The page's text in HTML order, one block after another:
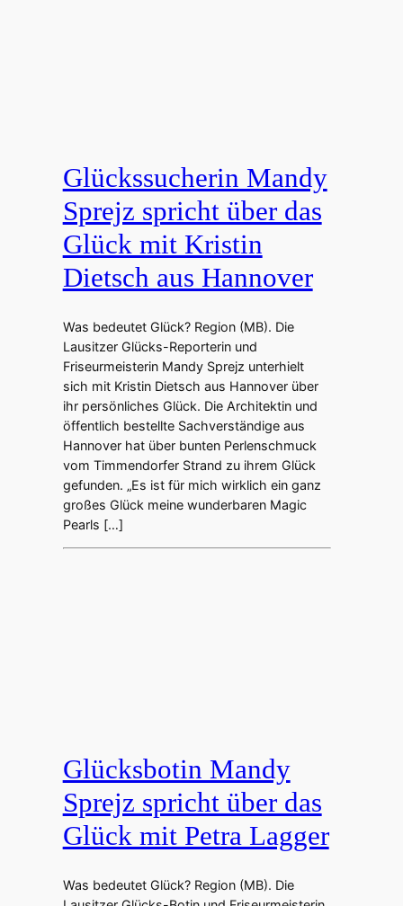
Glückssucherin Mandy
Sprejz spricht über das
Glück mit Kristin
Dietsch aus Hannover
Was bedeutet Glück? Region (MB). Die
Lausitzer Glücks-Reporterin und
Friseurmeisterin Mandy Sprejz unterhielt
sich mit Kristin Dietsch aus Hannover über
ihr persönliches Glück. Die Architektin und
öffentlich bestellte Sachverständige aus
Hannover hat über bunten Perlenschmuck
vom Timmendorfer Strand zu ihrem Glück
gefunden. „Es ist für mich wirklich ein ganz
großes Glück meine wunderbaren Magic
Pearls […]
Glücksbotin Mandy
Sprejz spricht über das
Glück mit Petra Lagger
Was bedeutet Glück? Region (MB). Die